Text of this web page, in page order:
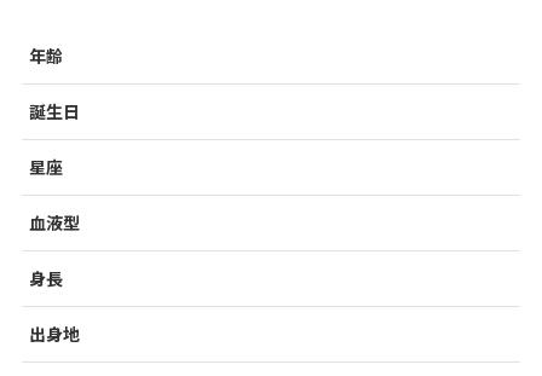
年齢
誕生日
星座
血液型
身長
出身地